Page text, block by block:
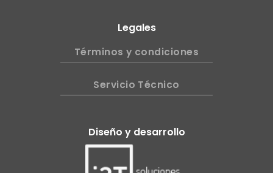
Legales
Términos y condiciones
Servicio Técnico
Diseño y desarrollo